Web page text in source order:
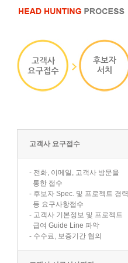
고객사 요구접수
- 전화, 이메일, 고객사 방문을
통한 접수
- 후보자 Spec. 및 프로젝트 경력
등 요구사항접수
- 고객사 기본정보 및 프로젝트
급여 Guide Line 파악
- 수수료, 보증기간 협의